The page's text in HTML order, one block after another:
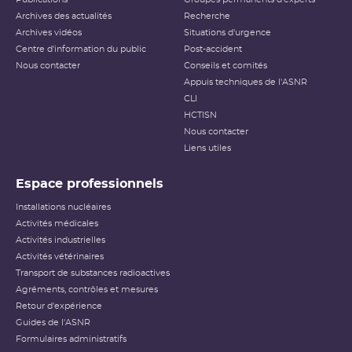
au public l’importance d’un événement vis-à-vis de la
sûreté ou de la
. Cette échelle est
applicable aux événements survenant sur les
événements ayant des conséquences, potentielles ou
réelles, sur la radioprotection du public et des travailleurs.
Elle ne s’applique pas aux événements ayant un impact
habituellement utilisés pour classer les événements
reçue notamment) n’étant pas applicables dans ce
Échelle INES pour le
classement des incidents et
Archives des actualités
Archives vidéos
Centre d'information du public
Nous contacter
Recherche
Situations d'urgence
Post-accident
Conseils et comités
Appuis techniques de l'ASNR
CLI
HCTISN
Nous contacter
Liens utiles
Espace professionnels
Installations nucléaires
Activités médicales
Activités industrielles
Activités vétérinaires
Transport de substances radioactives
Agréments, contrôles et mesures
Retour d'expérience
Guides de l'ASNR
Formulaires administratifs